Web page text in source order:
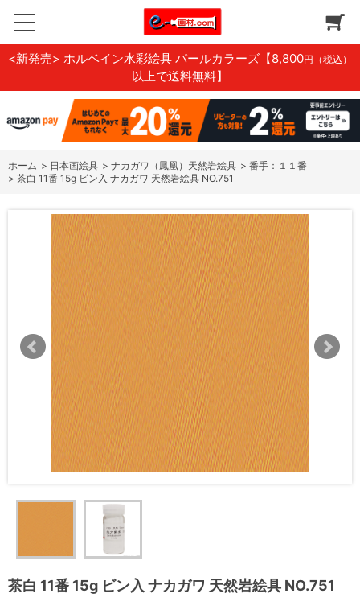
<新発売> ホルベイン水彩絵具 パールカラーズ 【8,800円（税込）
以上で送料無料】
ホーム > 日本画絵具 > ナカガワ（鳳凰）天然岩絵具 > 番手：１１番
> 茶白 11番 15g ビン入 ナカガワ 天然岩絵具 NO.751
茶白 11番 15g ビン入 ナカガワ 天然岩絵具 NO.751